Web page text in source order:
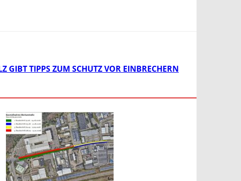
GIBT TIPPS ZUM SCHUTZ VOR EINBRECHERN